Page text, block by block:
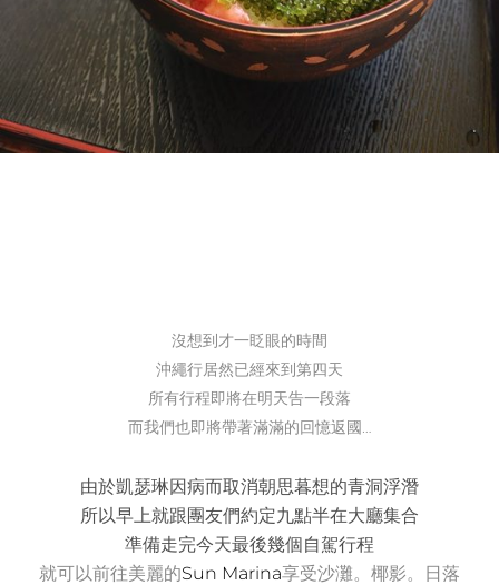
沒想到才一眨眼的時間
沖繩行居然已經來到第四天
所有行程即將在明天告一段落
而我們也即將帶著滿滿的回憶返國…
由於凱瑟琳因病而取消朝思暮想的青洞浮潛
所以早上就跟團友們約定九點半在大廳集合
準備走完今天最後幾個自駕行程
就可以前往美麗的Sun Marina享受沙灘。椰影。日落